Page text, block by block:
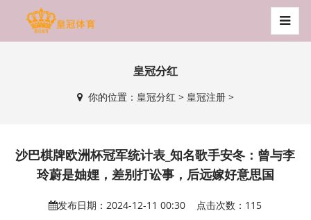
皇冠分红
你的位置： 皇冠分红 > 皇冠注册>
沙巴棋牌欧洲杯冠军统计表_知名歌手安冬：曾与李
玲蔚是妯娌，差别打讼事，后远嫁好意思国
发布日期：2024-12-11 00:30 点击次数：115